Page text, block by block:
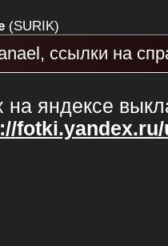
(SURIK)
ссылки на
на яндексе